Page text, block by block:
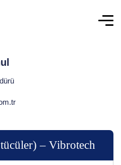
– Vibrotech